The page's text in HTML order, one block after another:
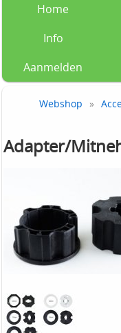
Home
Info
Aanmelden
Webshop »
Adapter/